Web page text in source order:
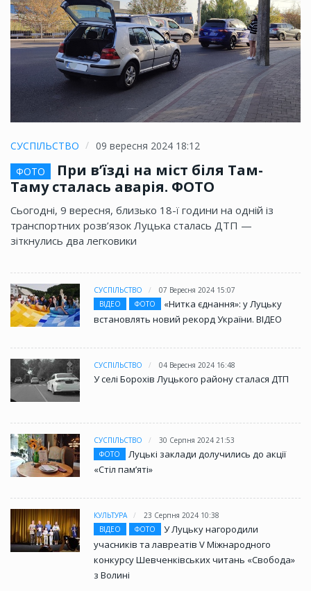
СУСПІЛЬСТВО
09 вересня 2024 18:12
ФОТО
При в’їзді на міст біля Там-
Таму сталась аварія. ФОТО
Сьогодні, 9 вересня, близько 18-ї години на одній із
транспортних розв’язок Луцька сталась ДТП —
зіткнулись два легковики
СУСПІЛЬСТВО
07 Вересня 2024 15:07
ВІДЕО
ФОТО
«Нитка єднання»: у Луцьку
встановлять новий рекорд України. ВІДЕО
СУСПІЛЬСТВО 04 Вересня 2024 16:48
У селі Борохів Луцького району сталася ДТП
СУСПІЛЬСТВО
30 Серпня 2024 21:53
ФОТО
Луцькі заклади долучились до акції
«Стіл памʼяті»
КУЛЬТУРА
23 Серпня 2024 10:38
ВІДЕО
ФОТО
У Луцьку нагородили
учасників та лавреатів V Міжнародного
конкурсу Шевченківських читань «Свобода»
з Волині